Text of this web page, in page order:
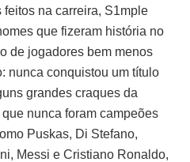
na carreira, S1mple
que fizeram história no
de jogadores bem menos
nunca conquistou um título
grandes craques da
nunca foram campeões
Puskas, Di Stefano,
Messi e Cristiano Ronaldo,